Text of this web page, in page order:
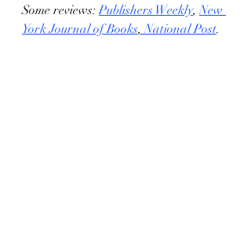
Some reviews: Publishers Weekly, New
York Journal of Books, National Post.